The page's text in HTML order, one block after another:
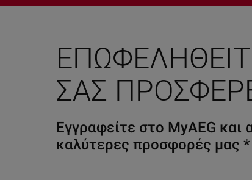
ΣΑΣ
Εγγραφείτε στο MyAEG και
καλύτερες προσφορές μας *